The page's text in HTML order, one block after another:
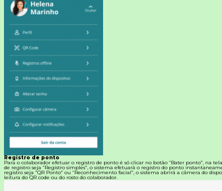
Registro de ponto
Para o colaborador efetuar o registro de ponto é só clicar no botão “Bater ponto”, na
de registro seja “Registro simples”, o sistema efetuará o registro do ponto
registro seja “QR Ponto” ou “Reconhecimento facial”, o sistema abrirá a câmera do
leitura do QR code ou do rosto do colaborador.